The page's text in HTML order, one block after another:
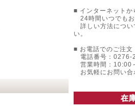
■ インターネットか
24時間いつでも
詳しい方法につい
い。
■ お電話でのご注文
電話番号：0276-
営業時間：10:00
お気軽にお問い合
在